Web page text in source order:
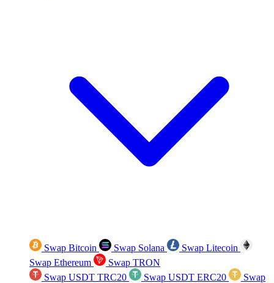
Swap Bitcoin Swap Solana
Swap Litecoin
Swap Ethereum
Swap TRON
Swap USDT TRC20
Swap USDT ERC20
Swap